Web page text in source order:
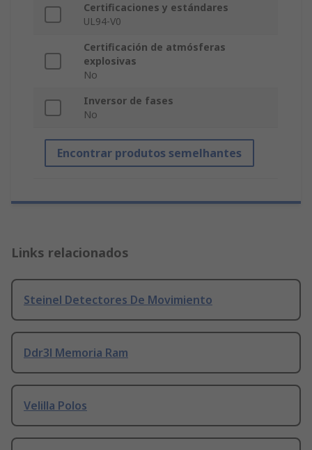
Certificaciones y estándares
UL94-V0
Certificación de atmósferas
explosivas
No
Inversor de fases
No
Encontrar produtos semelhantes
Links relacionados
Steinel Detectores De Movimiento
Ddr3l Memoria Ram
Velilla Polos